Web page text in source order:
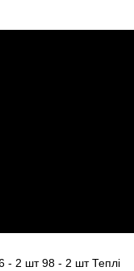
- 2 шт 98 - 2 шт Теплі